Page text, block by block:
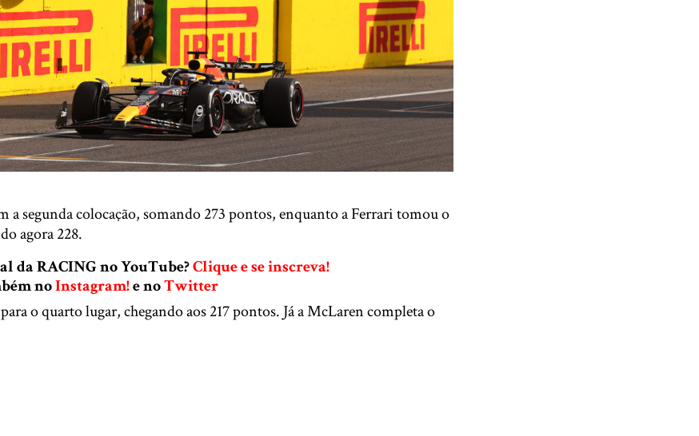
a segunda colocação, somando 273 pontos, enquanto a Ferrari tomou o
agora 228.
da RACING no YouTube?Clique e se inscreva!
noInstagram!e noTwitter
o quarto lugar, chegando aos 217 pontos. Já a McLaren completa o